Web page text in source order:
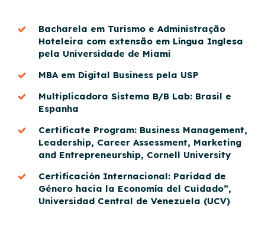
Bacharela em Turismo e Administração
Hoteleira com extensão em Língua Inglesa
pela Universidade de Miami
MBA em Digital Business pela USP
Multiplicadora Sistema B/B Lab: Brasil e
Espanha
Certificate Program: Business Management,
Leadership, Career Assessment, Marketing
and Entrepreneurship, Cornell University
Certificación Internacional: Paridad de
Género hacia la Economía del Cuidado”,
Universidad Central de Venezuela (UCV)